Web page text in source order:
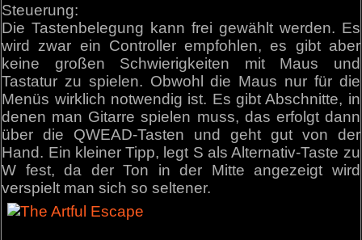
Steuerung:
Die Tastenbelegung kann frei gewählt werden. Es
wird zwar ein Controller empfohlen, es gibt aber
keine großen Schwierigkeiten mit Maus und
Tastatur zu spielen. Obwohl die Maus nur für die
Menüs wirklich notwendig ist. Es gibt Abschnitte, in
denen man Gitarre spielen muss, das erfolgt dann
über die QWEAD-Tasten und geht gut von der
Hand. Ein kleiner Tipp, legt S als Alternativ-Taste zu
W fest, da der Ton in der Mitte angezeigt wird
verspielt man sich so seltener.